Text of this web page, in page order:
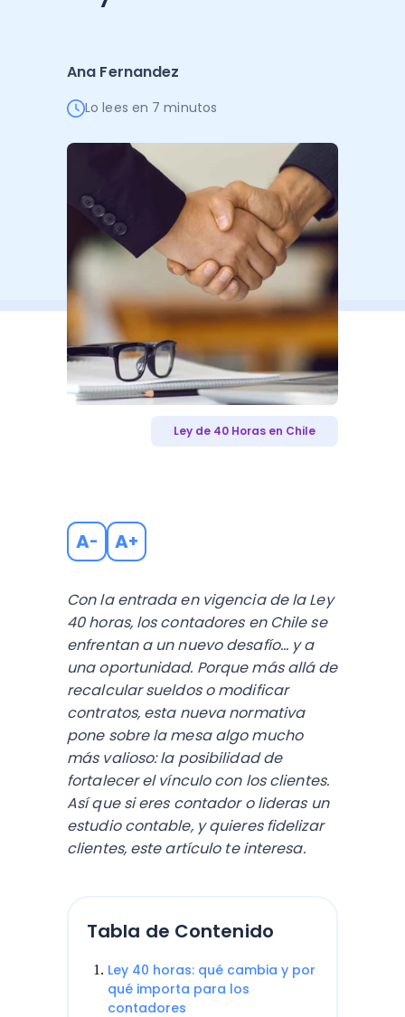
Ver todo
Ver TodoAna Fernandez
Lo lees en 7 minutos
Ley de 40 Horas en Chile
A- A+
Con la entrada en vigencia de la Ley
40 horas, los contadores en Chile se
enfrentan a un nuevo desafío… y a
una oportunidad. Porque más allá de
recalcular sueldos o modificar
contratos, esta nueva normativa
pone sobre la mesa algo mucho
más valioso: la posibilidad de
fortalecer el vínculo con los clientes.
Así que si eres contador o lideras un
estudio contable, y quieres fidelizar
clientes, este artículo te interesa.
Tabla de Contenido
Ley 40 horas: qué cambia y por
qué importa para los
contadores